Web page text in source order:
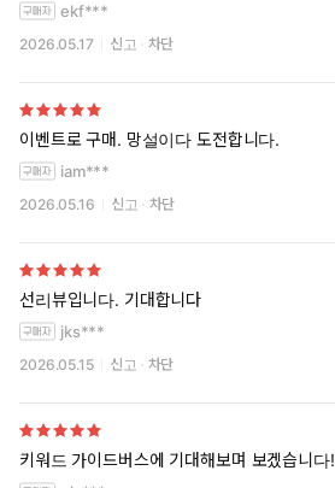
ekf***
2026.05.17 신고 차단
이벤트로 구매. 망설이다 도전합니다.
iam***
2026.05.16 신고 차단
선리뷰입니다. 기대합니다
jks***
2026.05.15 신고 차단
키워드 가이드버스에 기대해보며 보겠습니다!